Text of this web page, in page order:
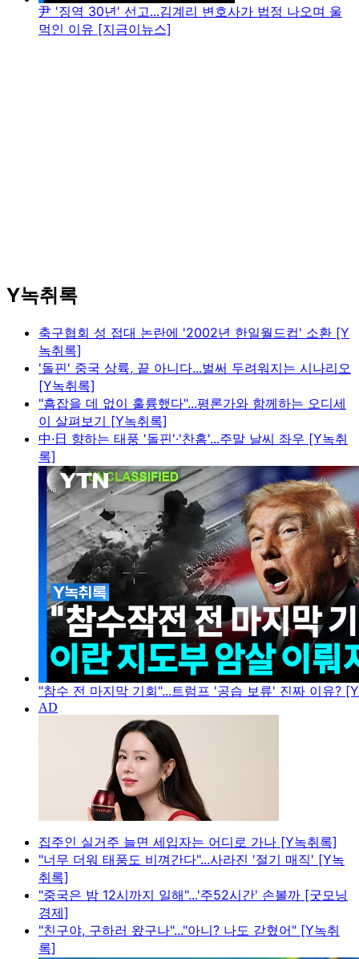
尹 '징역 30년' 선고...김계리 변호사가 법정 나오며 울
먹인 이유 [지금이뉴스]
Y녹취록
축구협회 성 접대 논란에 '2002년 한일월드컵' 소환 [Y
녹취록]
'돌핀' 중국 상륙, 끝 아니다...벌써 두려워지는 시나리오
[Y녹취록]
"흠잡을 데 없이 훌륭했다"...평론가와 함께하는 오디세
이 살펴보기 [Y녹취록]
中·日 향하는 태풍 '돌핀'·'찬홈'...주말 날씨 좌우 [Y녹취
록]
"참수 전 마지막 기회"...트럼프 '공습 보류' 진짜 이유?
집주인 실거주 늘면 세입자는 어디로 가나 [Y녹취록]
"너무 더워 태풍도 비껴간다"...사라진 '절기 매직' [Y녹
취록]
"중국은 밤 12시까지 일해"...'주52시간' 손볼까 [굿모닝
경제]
"친구야, 구하러 왔구나"..."아니? 나도 갇혔어" [Y녹취
록]